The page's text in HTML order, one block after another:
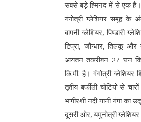
सबसे बड़े हिमनद में से एक है।
गंगोत्री ग्लेशियर समूह के
बागनी ग्लेशियर, पिण्डारी
टिप्रा, जौन्धार, तिलकू
आयतन तकरीबन 27 घन
कि.मी. है। गंगोत्री ग्लेशियर
तृतीय बर्फीली चोटियों से
भागीरथी नदी यानी गंगा का
दूसरी ओर, यमुनोत्री